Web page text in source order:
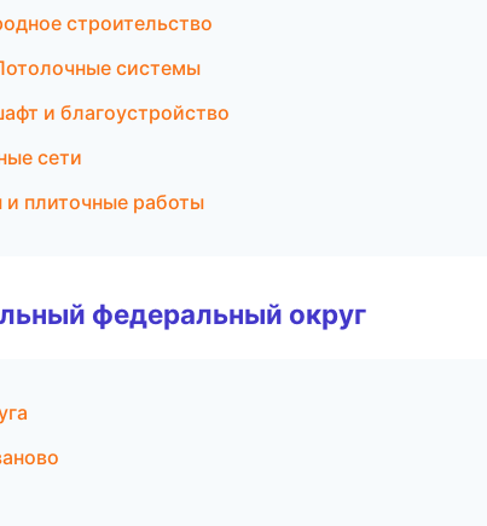
строительство
системы
и благоустройство
сети
плиточные работы
федеральный округ